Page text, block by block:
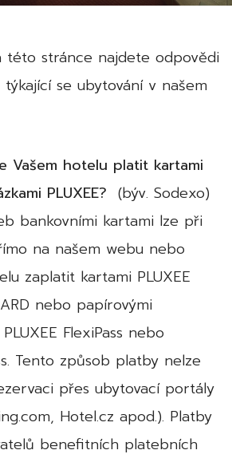
této stránce najdete odpovědi
se ubytování v našem
Vašem hotelu platit kartami
PLUXEE? (býv. Sodexo)
bankovními kartami lze při
na našem webu nebo
zaplatit kartami PLUXEE
nebo papírovými
FlexiPass nebo
Tento způsob platby nelze
přes ubytovací portály
Hotel.cz apod.). Platby
benefitních platebních